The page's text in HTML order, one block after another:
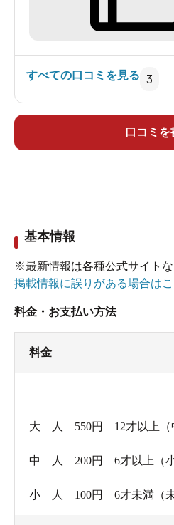
洗い場(カラン１５席)
主浴槽(日替わり湯＆磁気
わりの入浴剤を入れている
湯でした。ラベンダーのよ
主浴槽も深湯も繋がって
らぬるい！と怒りだしてし
客さんの数も少なめで、の
もってこいです。
土曜日には親子デーがあり
すべての口コミを見る 3
口コミを
基本情報
※最新情報は各種公式サイト
掲載情報に誤りがある場合は
料金・お支払い方法
料金
大 人 550円 12才以上（
中 人 200円 6才以上（小
小 人 100円 6才未満（未